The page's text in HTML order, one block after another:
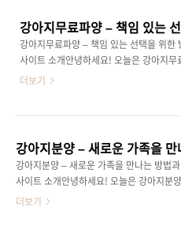
과 빠르게 친해지며, 다양한 훈련을 즐겁
들입니다.똑똑함과 훈련성: 토..
에 필수적입니다. 또한, 강아지와의 유대감
우기 위해 꾸준한 훈련과 놀이를 병행하는
좋습니다. 강아지 키우기를 시작할 때는 충
정보와 준비가 필요하니, 더욱 행복한 반려
을 위해 노력해보세요. 강아지와 함께하는
주는 행복과 가치강아지를 키우면 많은 사
를 경험할 수 있습니다. 이번 포스팅에서는
지와 함께하는 생활이 어떻게..
강아지무료파양 – 책임 있는 선택을 위한
사이트 소개안녕하세요! 오늘은 강아지무
에 대한 정보와 이와 관련된 사이트를 소개
에서 키울 수 있는 새로운 가족을 찾는 것이
합니다. 아래에서 소개하는 사이트들을
임감 있는 강아지 파양을 알아보세요.1.
반려동물커뮤니티 – 다양한 강아지무료
보와 지원 커뮤니티사이트: 펫포털반려동
더보기
강아지분양 – 새로운 가족을 만나는 방법
사이트 소개안녕하세요! 오늘은 강아지분
통해 사랑스러운 반려견을 입양하고 싶으신
더보기